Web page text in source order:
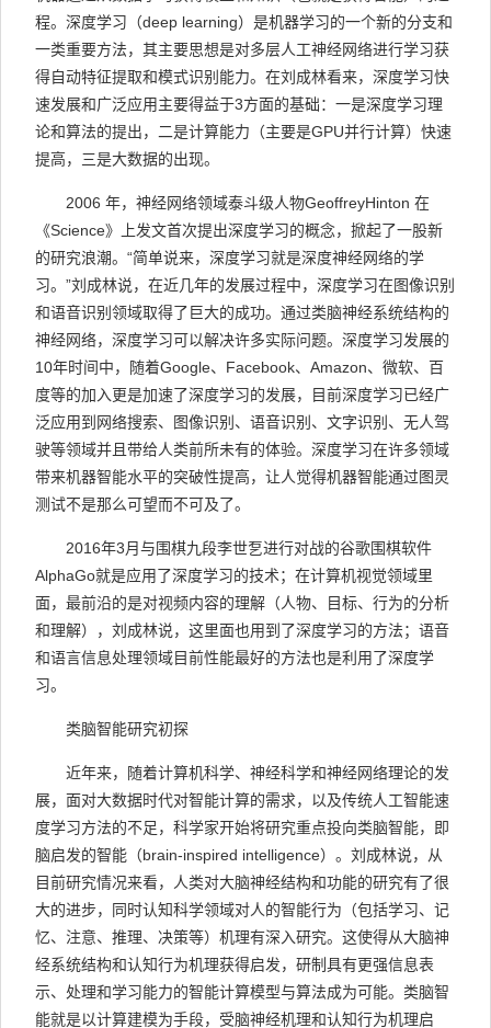
程。深度学习（deep learning）是机器学习的一个新的分支和
一类重要方法，其主要思想是对多层人工神经网络进行学习获
得自动特征提取和模式识别能力。在刘成林看来，深度学习快
速发展和广泛应用主要得益于3方面的基础：一是深度学习理
论和算法的提出，二是计算能力（主要是GPU并行计算）快速
提高，三是大数据的出现。
2006 年，神经网络领域泰斗级人物GeoffreyHinton 在
《Science》上发文首次提出深度学习的概念，掀起了一股新
的研究浪潮。“简单说来，深度学习就是深度神经网络的学
习。”刘成林说，在近几年的发展过程中，深度学习在图像识别
和语音识别领域取得了巨大的成功。通过类脑神经系统结构的
神经网络，深度学习可以解决许多实际问题。深度学习发展的
10年时间中，随着Google、Facebook、Amazon、微软、百
度等的加入更是加速了深度学习的发展，目前深度学习已经广
泛应用到网络搜索、图像识别、语音识别、文字识别、无人驾
驶等领域并且带给人类前所未有的体验。深度学习在许多领域
带来机器智能水平的突破性提高，让人觉得机器智能通过图灵
测试不是那么可望而不可及了。
2016年3月与围棋九段李世乭进行对战的谷歌围棋软件
AlphaGo就是应用了深度学习的技术；在计算机视觉领域里
面，最前沿的是对视频内容的理解（人物、目标、行为的分析
和理解），刘成林说，这里面也用到了深度学习的方法；语音
和语言信息处理领域目前性能最好的方法也是利用了深度学
习。
类脑智能研究初探
近年来，随着计算机科学、神经科学和神经网络理论的发
展，面对大数据时代对智能计算的需求，以及传统人工智能速
度学习方法的不足，科学家开始将研究重点投向类脑智能，即
脑启发的智能（brain-inspired intelligence）。刘成林说，从
目前研究情况来看，人类对大脑神经结构和功能的研究有了很
大的进步，同时认知科学领域对人的智能行为（包括学习、记
忆、注意、推理、决策等）机理有深入研究。这使得从大脑神
经系统结构和认知行为机理获得启发，研制具有更强信息表
示、处理和学习能力的智能计算模型与算法成为可能。类脑智
能就是以计算建模为手段，受脑神经机理和认知行为机理启